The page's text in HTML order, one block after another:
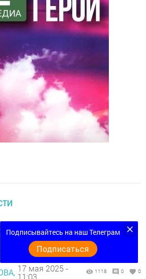
Хабибуллина из
имеет значение
17 мая 2025 -
11:03
1118 0 0
Подписывайтесь на наш Телеграм
Подписаться